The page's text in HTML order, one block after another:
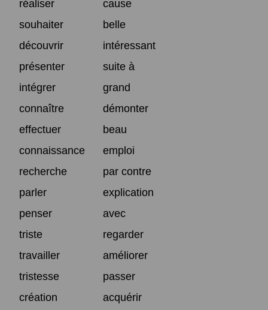
réaliser
cause
souhaiter
belle
découvrir
intéressant
présenter
suite à
intégrer
grand
connaître
démonter
effectuer
beau
connaissance
emploi
recherche
par contre
parler
explication
penser
avec
triste
regarder
travailler
améliorer
tristesse
passer
création
acquérir